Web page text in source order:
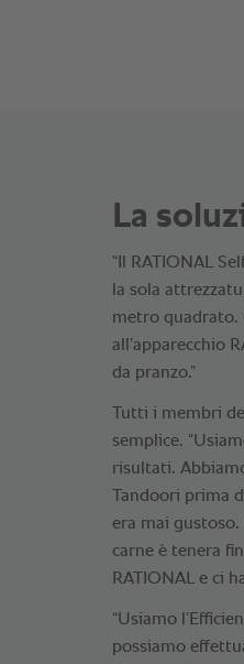
La
“Il RATIONAL
la sola
metro
all’apparecchio
da pranzo.”
Tutti i membri
semplice.
risultati.
Tandoori prima
era mai
carne è tenera
RATIONAL e ci
“Usiamo
possiamo